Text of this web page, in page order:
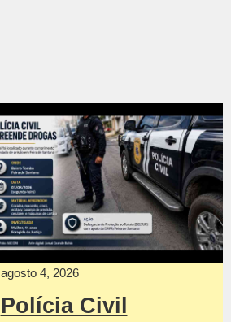
agosto 4, 2026
Polícia Civil